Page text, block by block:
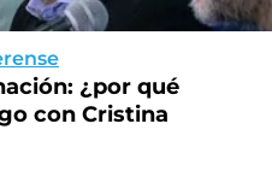
¿por qué
con Cristina